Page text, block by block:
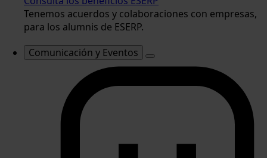
Tenemos acuerdos y colaboraciones con empresas,
para los alumnis de ESERP.
Comunicación y Eventos